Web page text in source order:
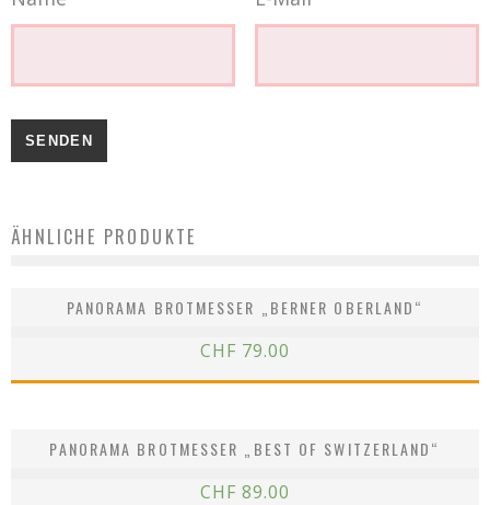
ÄHNLICHE PRODUKTE
PANORAMA BROTMESSER „BERNER OBERLAND“
CHF 79.00
PANORAMA BROTMESSER „BEST OF SWITZERLAND“
CHF 89.00